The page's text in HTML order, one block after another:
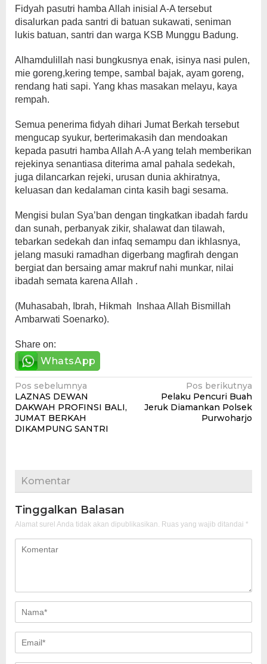
Fidyah pasutri hamba Allah inisial A-A tersebut
disalurkan pada santri di batuan sukawati, seniman
lukis batuan, santri dan warga KSB Munggu Badung.
Alhamdulillah nasi bungkusnya enak, isinya nasi pulen,
mie goreng,kering tempe, sambal bajak, ayam goreng,
rendang hati sapi. Yang khas masakan melayu, kaya
rempah.
Semua penerima fidyah dihari Jumat Berkah tersebut
mengucap syukur, berterimakasih dan mendoakan
kepada pasutri hamba Allah A-A yang telah memberikan
rejekinya senantiasa diterima amal pahala sedekah,
juga dilancarkan rejeki, urusan dunia akhiratnya,
keluasan dan kedalaman cinta kasih bagi sesama.
Mengisi bulan Sya’ban dengan tingkatkan ibadah fardu
dan sunah, perbanyak zikir, shalawat dan tilawah,
tebarkan sedekah dan infaq semampu dan ikhlasnya,
jelang masuki ramadhan digerbang magfirah dengan
bergiat dan bersaing amar makruf nahi munkar, nilai
ibadah semata karena Allah .
(Muhasabah, Ibrah, Hikmah Inshaa Allah Bismillah
Ambarwati Soenarko).
Share on:
WhatsApp
Navigasi
pos
Pos sebelumnya
LAZNAS DEWAN
DAKWAH PROFINSI BALI,
JUMAT BERKAH
DIKAMPUNG SANTRI
Pos berikutnya
Pelaku Pencuri Buah
Jeruk Diamankan Polsek
Purwoharjo
Komentar
Tinggalkan Balasan
Alamat surel Anda tidak akan dipublikasikan. Ruas yang wajib ditandai *